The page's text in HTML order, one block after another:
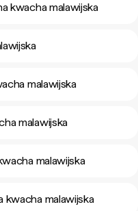
kwacha malawijska
malawijska
malawijska
malawijska
kwacha malawijska